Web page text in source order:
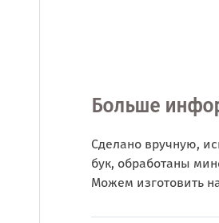
Больше
Сделано вручную,
бук, обработаны
Можем изготовить